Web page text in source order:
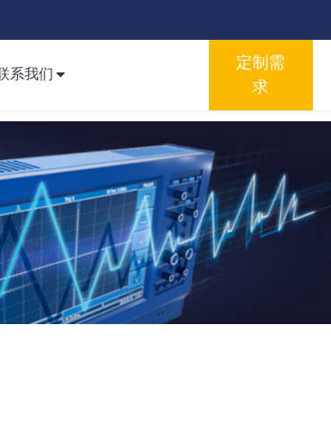
系我们
定制需
求